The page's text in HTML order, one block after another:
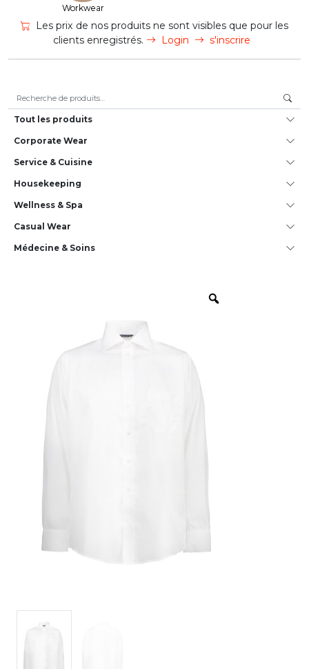
Workwear
Les prix de nos produits ne sont visibles que pour les
clients enregistrés.
Login s'inscrire
Tout les produits
Corporate Wear
Service & Cuisine
House­keeping
Wellness & Spa
Casual Wear
Médecine & Soins